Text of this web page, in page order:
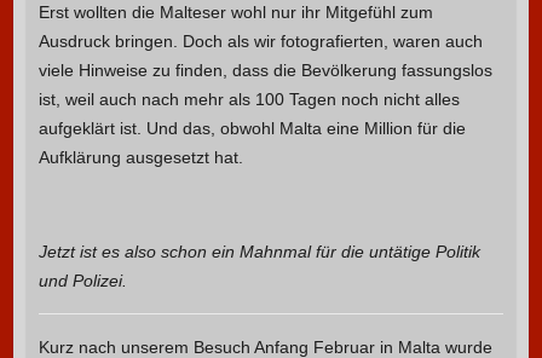
Erst wollten die Malteser wohl nur ihr Mitgefühl zum
Ausdruck bringen. Doch als wir fotografierten, waren auch
viele Hinweise zu finden, dass die Bevölkerung fassungslos
ist, weil auch nach mehr als 100 Tagen noch nicht alles
aufgeklärt ist. Und das, obwohl Malta eine Million für die
Aufklärung ausgesetzt hat.
Jetzt ist es also schon ein Mahnmal für die untätige Politik
und Polizei.
Kurz nach unserem Besuch Anfang Februar in Malta wurde